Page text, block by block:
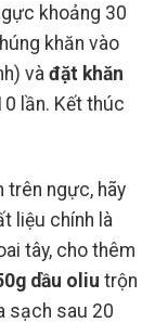
khoảng 30
khăn vào
và đặt khăn
lần. Kết thúc
trên ngực, hãy
liệu chính là
tây, cho thêm
dầu oliu trộn
sạch sau 20